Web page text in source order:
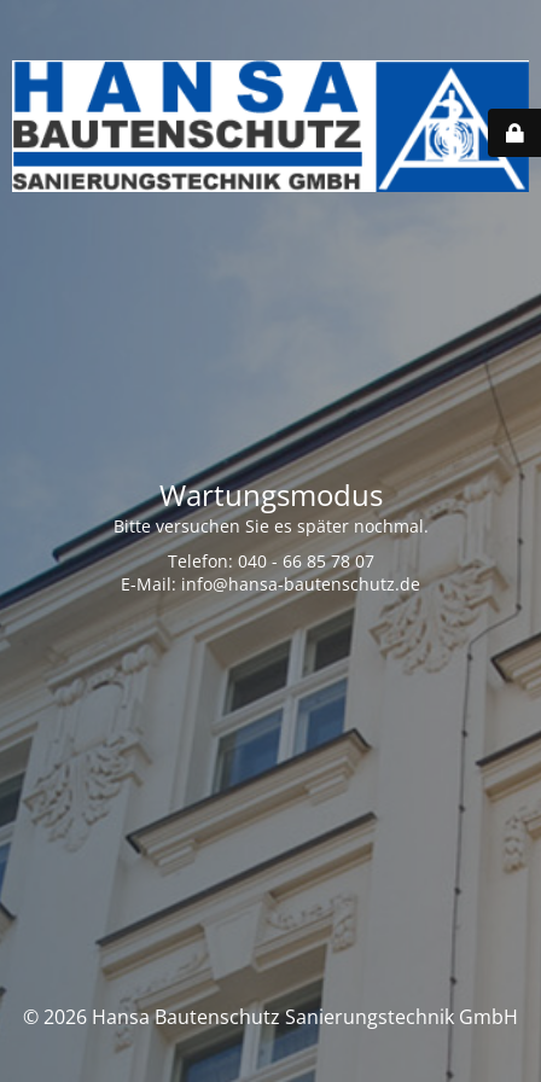
Wartungsmodus
Bitte versuchen Sie es später nochmal.
Telefon: 040 - 66 85 78 07
E-Mail: info@hansa-bautenschutz.de
© 2026 Hansa Bautenschutz Sanierungstechnik GmbH